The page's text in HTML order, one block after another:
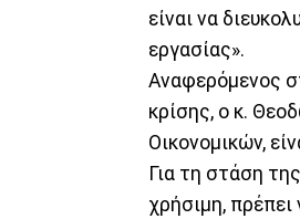
είναι να
εργασίας».
Αναφερόμενος
κρίσης, ο κ.
Οικονομικών,
Για τη στάση
χρήσιμη,